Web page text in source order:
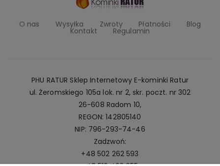
O nas Wysyłka Zwroty Płatności Blog
Kontakt Regulamin
PHU RATUR Sklep Internetowy E-kominki Ratur
ul. Żeromskiego 105a lok. nr 2, skr. poczt. nr 302
26-608 Radom 10,
REGON: 142805140
NIP: 796-293-74-46
Zadzwoń:
+48 502 262 593